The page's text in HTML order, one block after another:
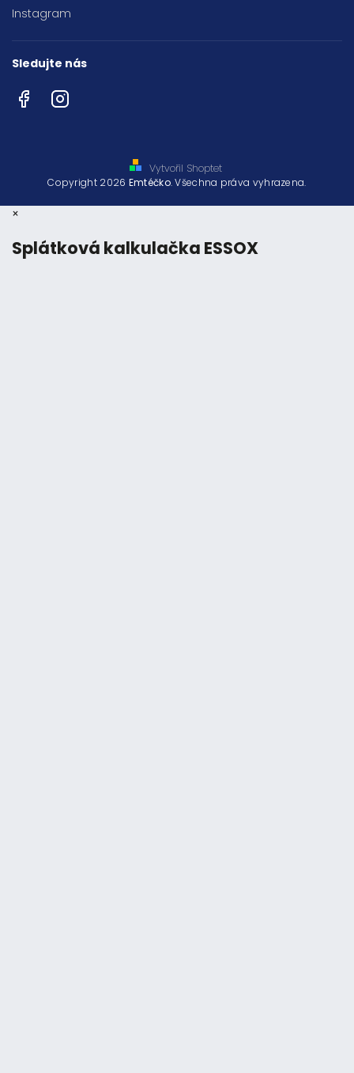
Instagram
Sledujte nás
FacebookInstagram
Vytvořil Shoptet
Copyright 2026 Emtéčko. Všechna práva vyhrazena.
×
Splátková kalkulačka ESSOX